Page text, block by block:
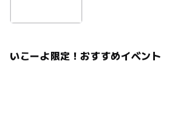
いこーよ限定！おすすめイベント